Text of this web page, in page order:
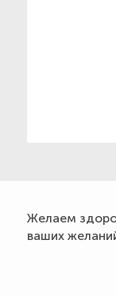
Желаем
ваших